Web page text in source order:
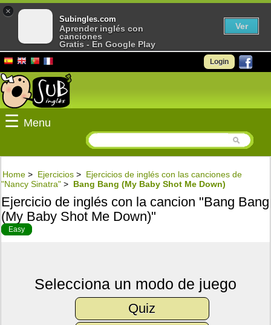
Login
☰ Menu
Home > Ejercicios > Ejercicios de inglés con las canciones de
"Nancy Sinatra" > Bang Bang (My Baby Shot Me Down)
Ejercicio de inglés con la cancion "Bang Bang
(My Baby Shot Me Down)"
Easy
Selecciona un modo de juego
Quiz
×
Subingles.com
Aprender inglés con
canciones
Gratis - En Google Play
Ver